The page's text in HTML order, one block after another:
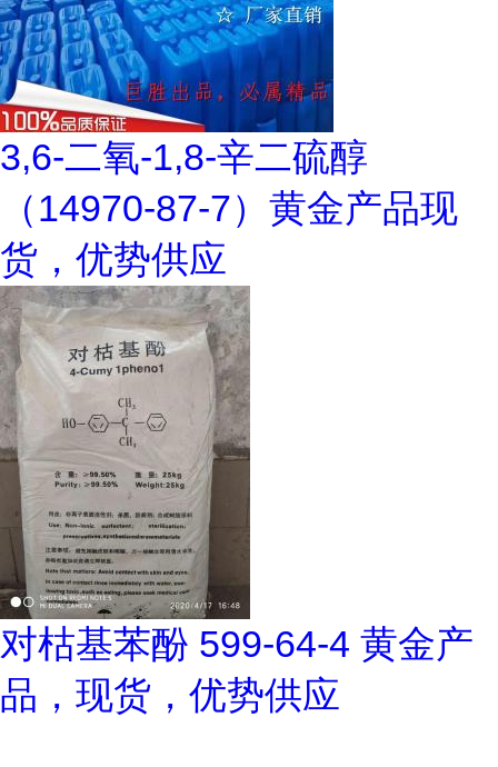
3,6-二氧-1,8-辛二硫醇
（14970-87-7）黄金产品现
货，优势供应
对枯基苯酚 599-64-4 黄金产
品，现货，优势供应